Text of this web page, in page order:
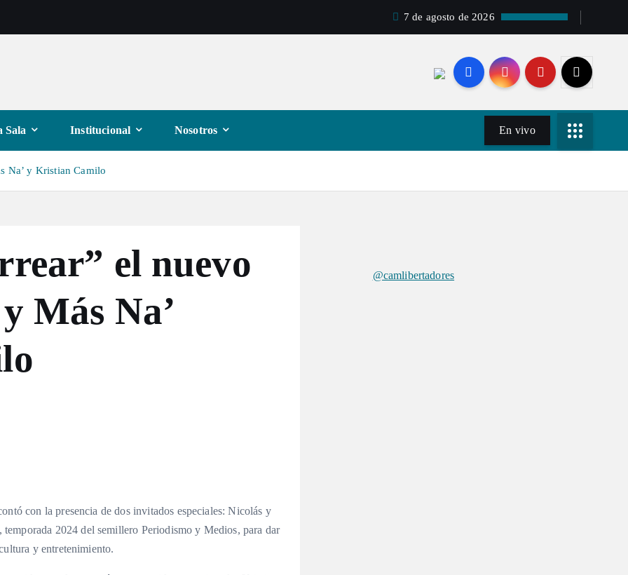
7 de agosto de 2026
Sala Institucional Nosotros En vivo
Na’ y Kristian Camilo
el nuevo
Más Na’
con la presencia de dos invitados especiales: Nicolás y
2024 del semillero Periodismo y Medios, para dar
y entretenimiento.
@camlibertadores